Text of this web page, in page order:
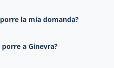
la mia domanda?
a Ginevra?